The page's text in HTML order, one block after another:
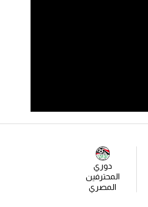
دوري
المحترفين
المصري